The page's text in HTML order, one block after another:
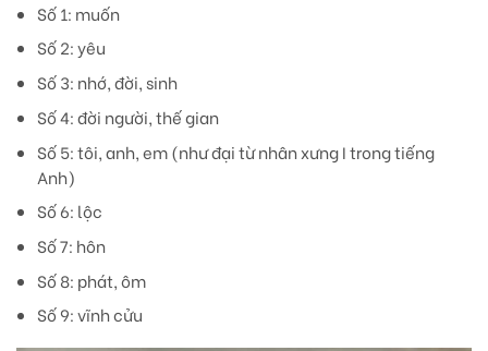
Số 1: muốn
Số 2: yêu
Số 3: nhớ, đời, sinh
Số 4: đời người, thế gian
Số 5: tôi, anh, em (như đại từ nhân xưng I trong tiếng
Anh)
Số 6: lộc
Số 7: hôn
Số 8: phát, ôm
Số 9: vĩnh cửu